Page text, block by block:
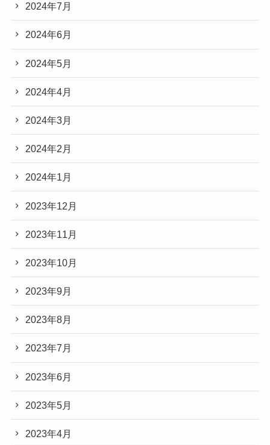
2024年7月
2024年6月
2024年5月
2024年4月
2024年3月
2024年2月
2024年1月
2023年12月
2023年11月
2023年10月
2023年9月
2023年8月
2023年7月
2023年6月
2023年5月
2023年4月